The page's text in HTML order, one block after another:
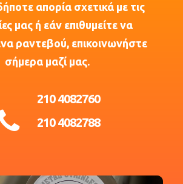
απορία σχετικά με τις
μας ή εάν επιθυμείτε να
ραντεβού, επικοινωνήστε
σήμερα μαζί μας.
210 4082760
210 4082788